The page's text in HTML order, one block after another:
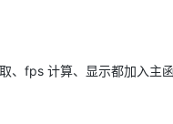
、fps 计算、显示都加入主函